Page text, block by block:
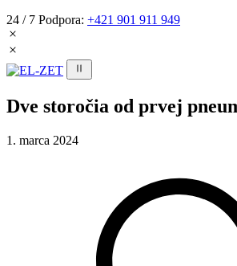
24 / 7 Podpora: +421 901 911 949
Dve storočia od prvej
1. marca 2024